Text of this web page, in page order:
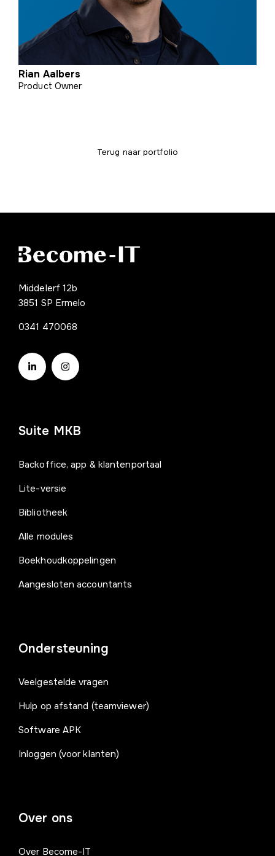
Rian Aalbers
Product Owner
Terug naar portfolio
Middelerf 12b
3851 SP Ermelo
0341 470068
Suite MKB
Backoffice, app & klantenportaal
Lite-versie
Bibliotheek
Alle modules
Boekhoudkoppelingen
Aangesloten accountants
Ondersteuning
Veelgestelde vragen
Hulp op afstand (teamviewer)
Software APK
Inloggen (voor klanten)
Over ons
Over Become-IT